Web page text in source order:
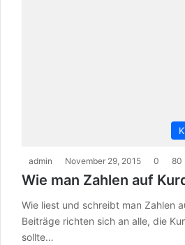
admin November 29, 2015 0 80
Wie man Zahlen auf
Wie liest und schreibt man Zahlen
Beiträge richten sich an alle, die
sollte…